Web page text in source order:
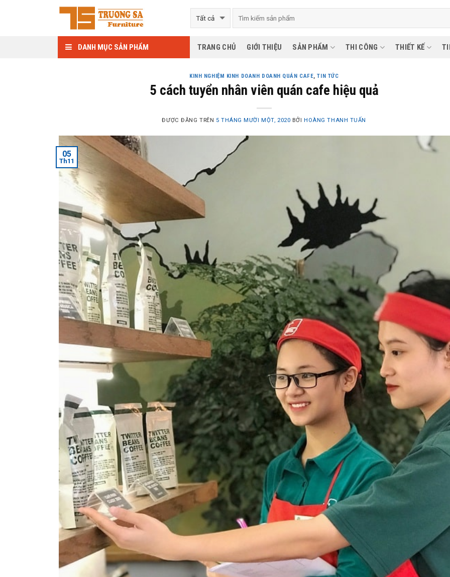
DANH MỤC SẢN PHẨM TRANG CHỦ GIỚI THIỆU SẢN PHẨM THI CÔNG THIẾT KẾ
KINH NGHIỆM KINH DOANH DOANH QUÁN CAFE,TIN TỨC
5 cách tuyển nhân viên quán cafe hiệu quả
ĐƯỢC ĐĂNG TRÊN 5 THÁNG MƯỜI MỘT, 2020 BỞIHOÀNG THANH TUẤN
05
Th11